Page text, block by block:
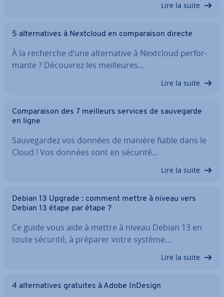
Lire la suite
5 al­ter­na­tives à Nextcloud en com­pa­rai­son directe
À la recherche d’une al­ter­na­tive à Nextcloud per­for­
mante ? Découvrez les meil­leures…
Lire la suite
Com­pa­rai­son des 7 meilleurs services de sau­ve­garde
en ligne
Sau­ve­gar­dez vos données de manière fiable dans le
Cloud ! Vos données sont en sécurité…
Lire la suite
Debian 13 Upgrade : comment mettre à niveau vers
Debian 13 étape par étape ?
Ce guide vous aide à mettre à niveau Debian 13 en
toute sécurité, à préparer votre système…
Lire la suite
4 al­ter­na­tives gratuites à Adobe InDesign